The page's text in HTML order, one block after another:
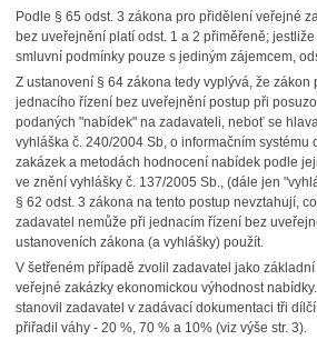
Podle § 65 odst. 3 zákona pro přidělení veřejné
bez uveřejnění platí odst. 1 a 2 přiměřeně;
smluvní podmínky pouze s jediným zájemcem,
Z ustanovení § 64 zákona tedy vyplývá, že zákon
jednacího řízení bez uveřejnění postup při
podaných "nabídek" na zadavateli, neboť se
vyhláška č. 240/2004 Sb, o informačním systému
zakázek a metodách hodnocení nabídek podle
ve znění vyhlášky č. 137/2005 Sb., (dále jen
§ 62 odst. 3 zákona na tento postup nevztahují,
zadavatel nemůže při jednacím řízení bez
ustanoveních zákona (a vyhlášky) použít.
V šetřeném případě zvolil zadavatel jako
veřejné zakázky ekonomickou výhodnost nabídky.
stanovil zadavatel v zadávací dokumentaci tři
přiřadil váhy - 20 %, 70 % a 10% (viz výše str. 3).